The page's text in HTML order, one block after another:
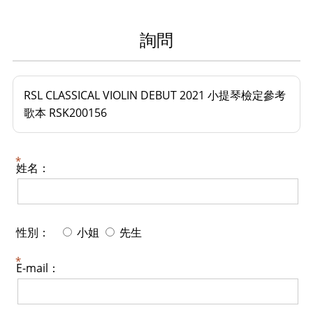
詢問
RSL CLASSICAL VIOLIN DEBUT 2021 小提琴檢定參考
歌本 RSK200156
姓名：
性別： 小姐 先生
E-mail：